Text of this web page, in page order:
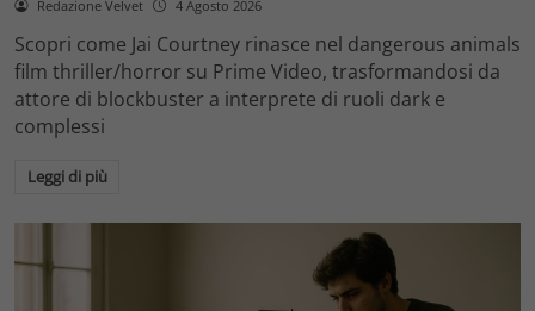
Redazione Velvet 4 Agosto 2026
Scopri come Jai Courtney rinasce nel dangerous animals
film thriller/horror su Prime Video, trasformandosi da
attore di blockbuster a interprete di ruoli dark e
complessi
Leggi di più